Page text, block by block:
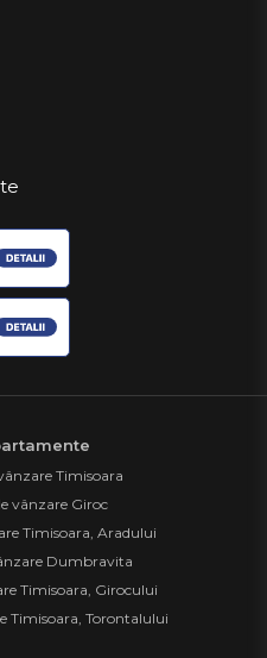
Timisoara
vânzare Giroc
Timisoara, Aradului
Dumbravita
Timisoara, Girocului
Timisoara, Torontalului